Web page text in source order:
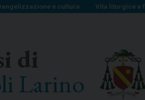
e cultura Vita liturgica e
di
Larino